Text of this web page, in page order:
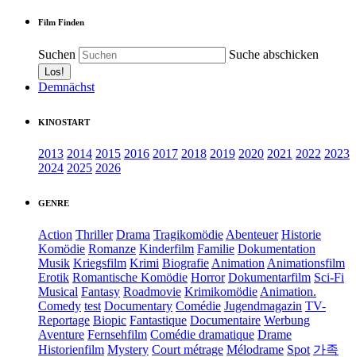
Film Finden
Suchen Suche abschicken
Demnächst
KINOSTART
2013 2014 2015 2016 2017 2018 2019 2020 2021 2022 2023
2024 2025 2026
GENRE
Action Thriller Drama Tragikomödie Abenteuer Historie
Komödie Romanze Kinderfilm Familie Dokumentation
Musik Kriegsfilm Krimi Biografie Animation Animationsfilm
Erotik Romantische Komödie Horror Dokumentarfilm Sci-Fi
Musical Fantasy Roadmovie Krimikomödie Animation.
Comedy test Documentary Comédie Jugendmagazin TV-
Reportage Biopic Fantastique Documentaire Werbung
Aventure Fernsehfilm Comédie dramatique Drame
Historienfilm Mystery Court métrage Mélodrame Spot 가족